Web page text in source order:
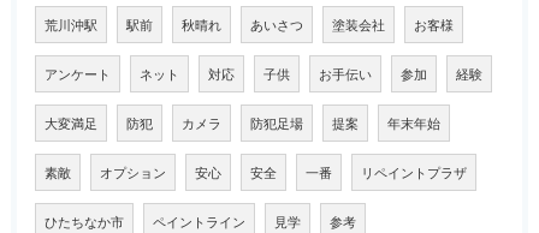
荒川沖駅 駅前 秋晴れ あいさつ 塗装会社 お客様
アンケート ネット 対応 子供 お手伝い 参加 経験
大変満足 防犯 カメラ 防犯足場 提案 年末年始
素敵 オプション 安心 安全 一番 リペイントプラザ
ひたちなか市 ペイントライン 見学 参考